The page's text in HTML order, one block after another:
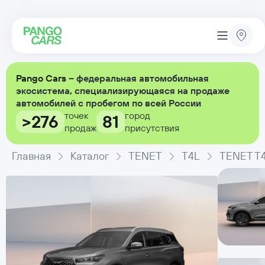
Pango Cars – федеральная автомобильная
экосистема, специализирующаяся на продаже
автомобилей с пробегом по всей России
>276 точек
продаж 81
город
присутствия
Главная Каталог TENET T4L TENET